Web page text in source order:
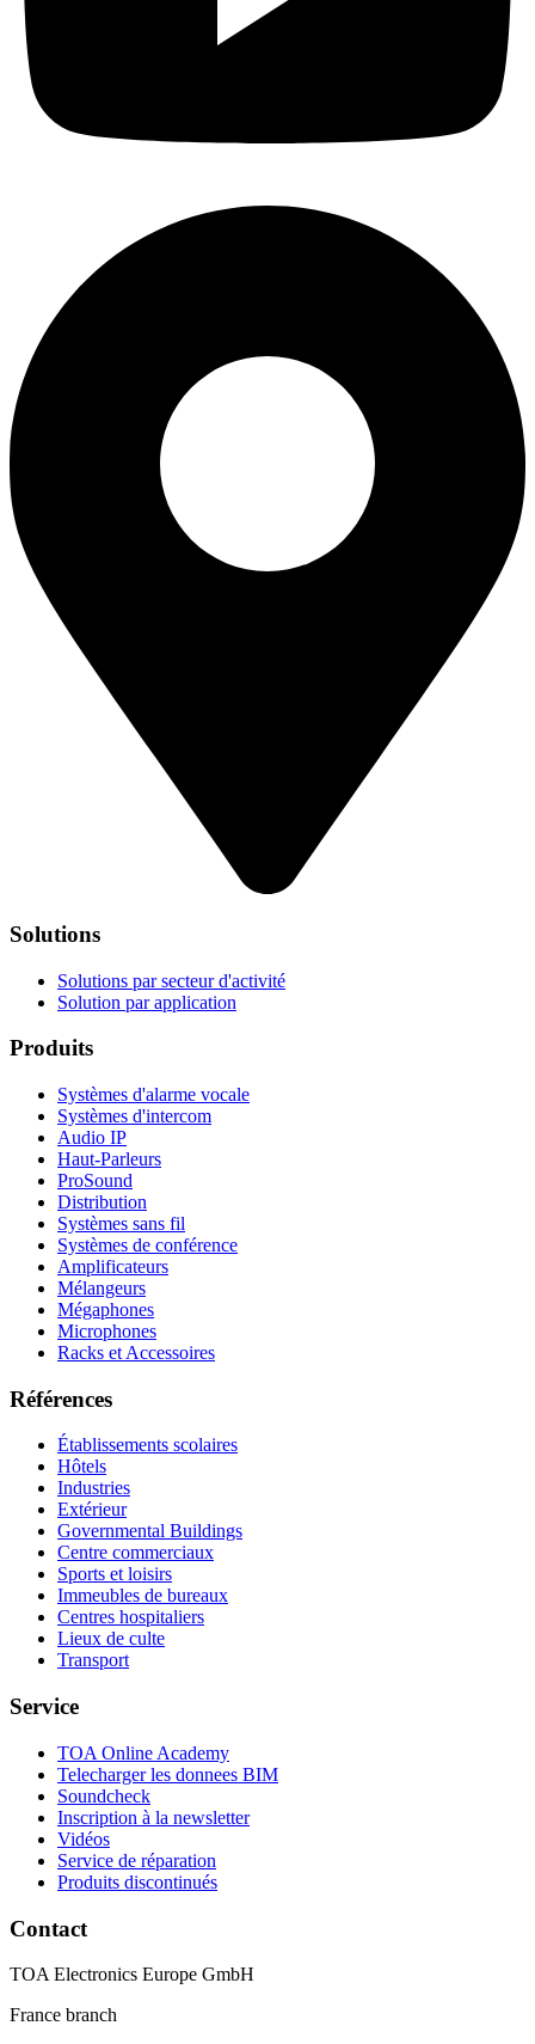
Solutions
Solutions par secteur d'activité
Solution par application
Produits
Systèmes d'alarme vocale
Systèmes d'intercom
Audio IP
Haut-Parleurs
ProSound
Distribution
Systèmes sans fil
Systèmes de conférence
Amplificateurs
Mélangeurs
Mégaphones
Microphones
Racks et Accessoires
Références
Établissements scolaires
Hôtels
Industries
Extérieur
Governmental Buildings
Centre commerciaux
Sports et loisirs
Immeubles de bureaux
Centres hospitaliers
Lieux de culte
Transport
Service
TOA Online Academy
Telecharger les donnees BIM
Soundcheck
Inscription à la newsletter
Vidéos
Service de réparation
Produits discontinués
Contact
TOA Electronics Europe GmbH
France branch